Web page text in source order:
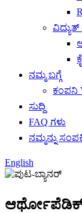
ನಮ್ಮ ಬಗ್ಗೆ
ಕಂಪನಿ
ಸುದ್ದಿ
FAQ ಗಳು
ನಮ್ಮನ್ನು
English
ಆರ್ಥೋಪೆಡಿಕ್